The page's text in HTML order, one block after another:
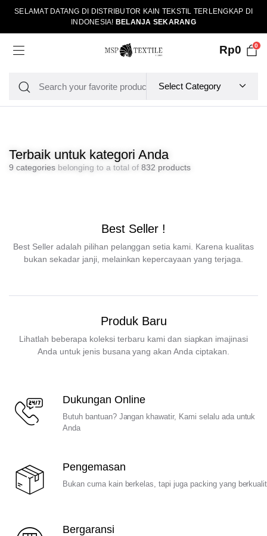
SELAMAT DATANG DI DISTRIBUTOR KAIN TEKSTIL TERLENGKAP DI
INDONESIA! BELANJA SEKARANG
Rp0 0
Terbaik untuk kategori Anda
9 categoriesbelonging to a total of 832 products
Best Seller !
Best Seller adalah pilihan pelanggan setia kami. Karena kualitas
bukan sekadar janji, melainkan kepercayaan yang terjaga.
Produk Baru
Lihatlah beberapa koleksi terbaru kami dan siapkan imajinasi
Anda untuk jenis busana yang akan Anda ciptakan.
Dukungan Online
Butuh bantuan? Jangan khawatir, Kami selalu ada untuk
Anda
Pengemasan
Bukan cuma kain berkelas, tapi juga packing yang
Bergaransi